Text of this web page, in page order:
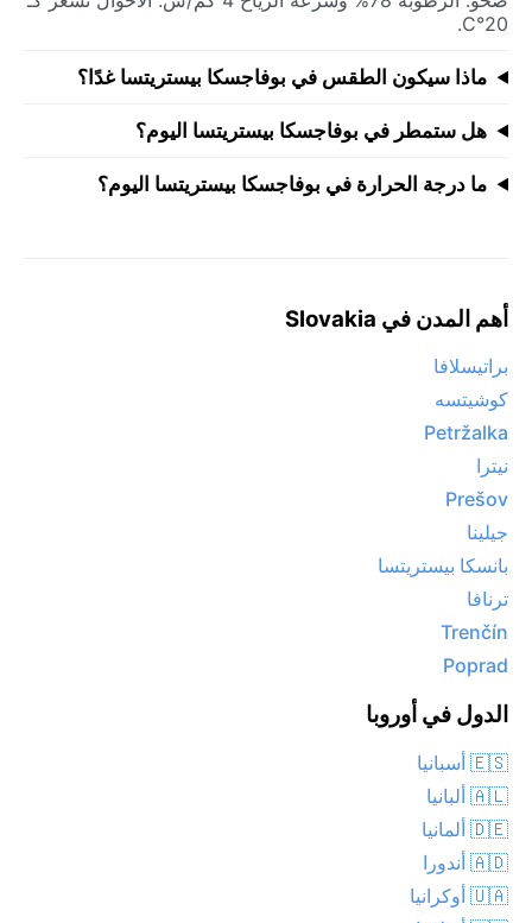
20°C.
ماذا سيكون الطقس في بوفاجسكا بيستريتسا غدًا؟
هل ستمطر في بوفاجسكا بيستريتسا اليوم؟
ما درجة الحرارة في بوفاجسكا بيستريتسا اليوم؟
أهم المدن في Slovakia
براتيسلافا
كوشيتسه
Petržalka
نيترا
Prešov
جيلينا
بانسكا بيستريتسا
ترنافا
Trenčín
Poprad
الدول في أوروبا
🇪🇸 أسبانيا
🇦🇱 ألبانيا
🇩🇪 ألمانيا
🇦🇩 أندورا
🇺🇦 أوكرانيا